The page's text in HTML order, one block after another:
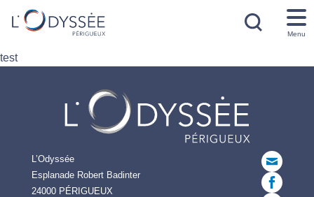
Menu
test
L’Odyssée
Esplanade Robert Badinter
24000 PÉRIGUEUX